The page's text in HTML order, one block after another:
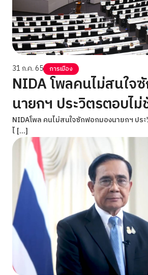
31 ก.ค. 65 การเมือง
NIDA โพลคนไม่สนใจ
นายกฯ ประวิตรตอบไม่
NIDAโพล คนไม่สนใจซักฟอกมองนายกฯ ปร
ไ […]